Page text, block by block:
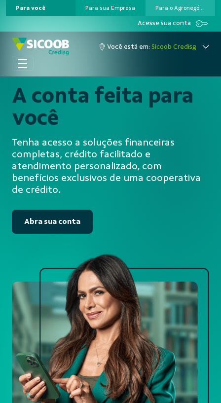
Pular para o Conteúdo principal
Para você Para sua Empresa Para o Agronegócio
Acesse sua conta
Você está em: Sicoob Credisg
A conta feita para
você
Tenha acesso a soluções financeiras
completas, crédito facilitado e
atendimento personalizado, com
benefícios exclusivos de uma cooperativa
de crédito.
Abra sua conta